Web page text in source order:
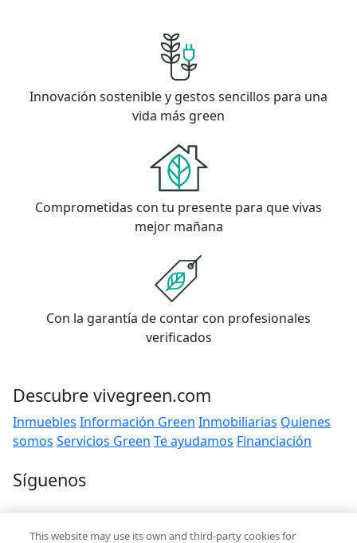
Innovación sostenible y gestos sencillos para una
vida más green
Comprometidas con tu presente para que vivas
mejor mañana
Con la garantía de contar con profesionales
verificados
Descubre vivegreen.com
Inmuebles Información Green Inmobiliarias Quienes
somos Servicios Green Te ayudamos Financiación
Síguenos
Contacto
This website may use its own and third-party cookies for